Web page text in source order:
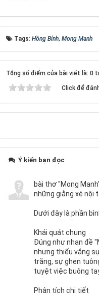
Tags: Hồng Bính, Mong Manh
Tổng số điểm của bài viết là: 0
Click để
Ý kiến bạn đọc
bài thơ "Mong
những giằng xé nội
Dưới đây là phần
Khái quát chung
Đúng như nhan đề
nhưng thiếu vắng
trắng, sự ghen
tuyệt việc buông
Phân tích chi tiết